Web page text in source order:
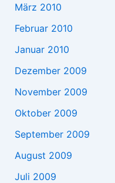
März 2010
Februar 2010
Januar 2010
Dezember 2009
November 2009
Oktober 2009
September 2009
August 2009
Juli 2009